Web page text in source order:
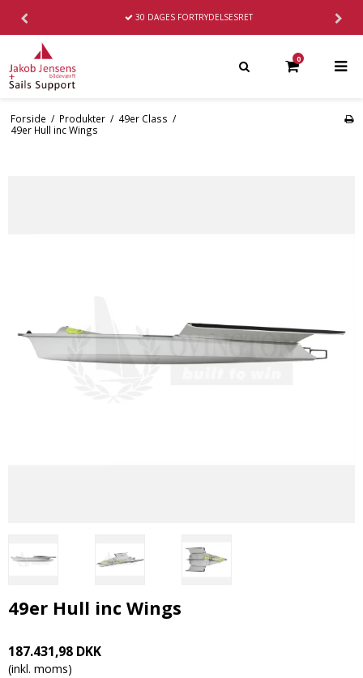
30 DAGES FORTRYDELSESRET
0
Forside / Produkter / 49er Class /
49er Hull inc Wings
49er Hull inc Wings
187.431,98 DKK
(inkl. moms)